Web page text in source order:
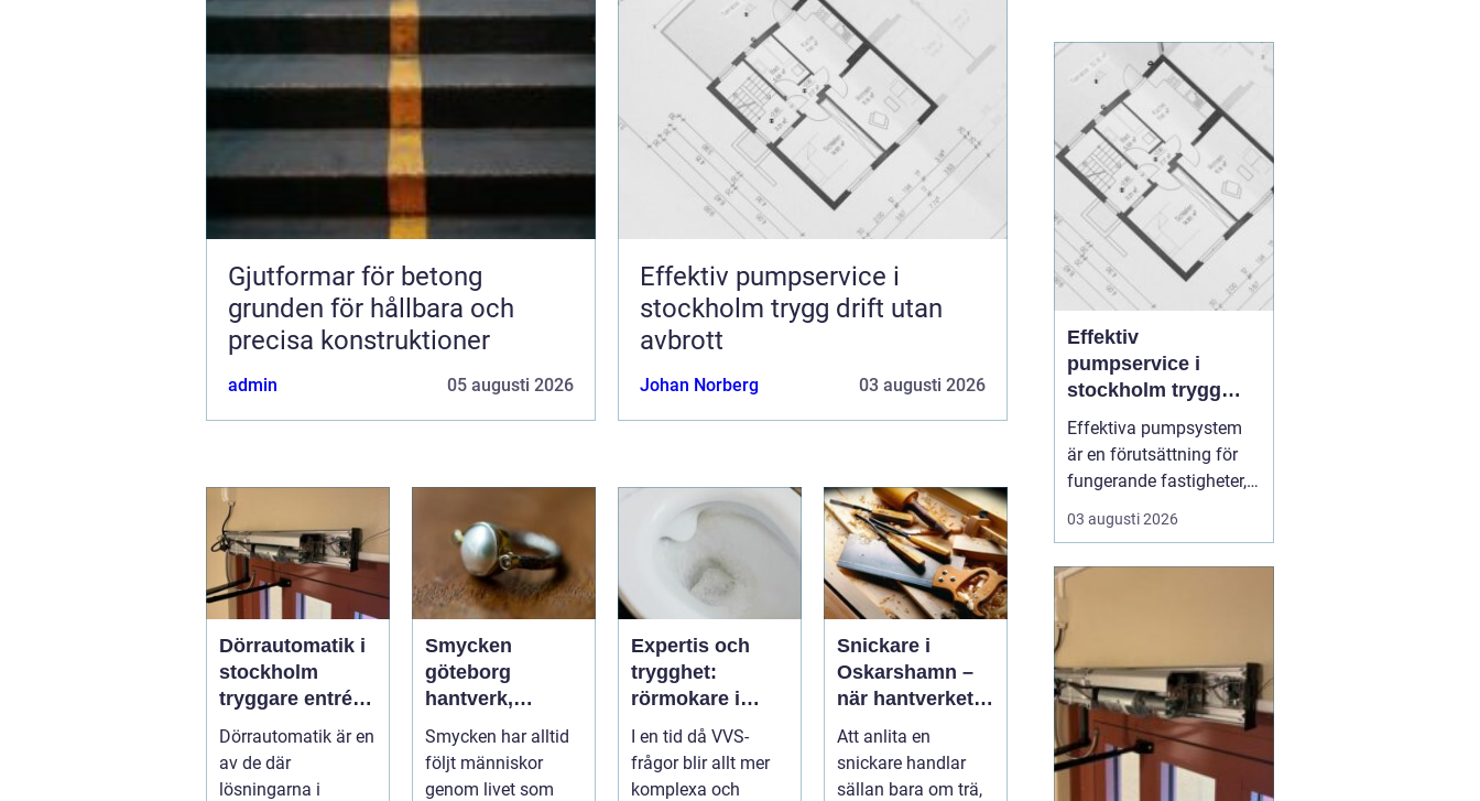
Gjutformar för betong
grunden för hållbara och
precisa konstruktioner
admin 05 augusti 2026
Effektiv pumpservice i
stockholm trygg drift utan
avbrott
Johan Norberg 03 augusti 2026
Dörrautomatik i
stockholm
tryggare entréer
och bättre
tillgänglighet
Dörrautomatik är en
av de där
lösningarna i
Smycken
göteborg
hantverk,
historia och
personligt
uttryck
Smycken har alltid
följt människor
genom livet som
Expertis och
trygghet:
rörmokare i
jämtland
I en tid då VVS-
frågor blir allt mer
komplexa och
Snickare i
Oskarshamn –
när hantverket
gör skillnad i
vardagen
Att anlita en
snickare handlar
sällan bara om trä,
resultatet avgörs av
formen.
gjutformar för
betong...
Effektiv
pumpservice i
stockholm trygg
drift utan avbrott
Effektiva pumpsystem
är en förutsättning för
fungerande fastigheter,
hållbara VA-nät och
trygg hantering av både
samlas där det inte ska
vara, produktion
avstannar eller ...
03 augusti 2026